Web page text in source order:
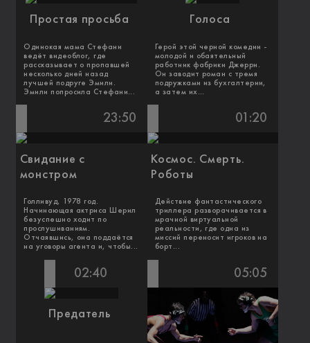
Простая просьба
Одинокая мама Стефани
ведёт видеоблог, где
рассказывает о пропавшей
несколько дней назад
лучшей подруге Эмили.
Эмили попросила Стефани...
Голоса
Герой этой черной комедии -
молодой и обаятельный
работник фабрики Джерри.
Он заводит роман с тремя
подружками из бухгалтерии,
а затем их...
23:50
Свидание с
монстром
Голливуд, 1978 год.
Начинающая актриса Шерил
безуспешно ходит по
прослушиваниям.
Отчаявшись, она поддаётся
на уговоры агента и, чтобы...
01:20
Космос. Смерть.
Роботы
Действие фантастического
триллера разворачивается в
мрачной виртуальной
реальности, где одна из
миссий переносит игроков на
борт...
02:40
Предатель
05:05